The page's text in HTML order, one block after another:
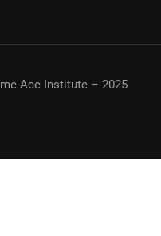
Ace Institute – 2025